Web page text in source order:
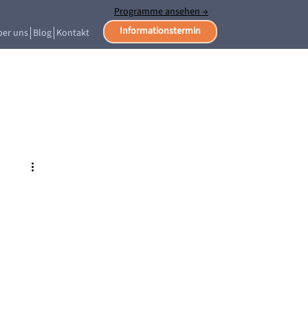
Programme ansehen →
uns Blog Kontakt Informationstermin